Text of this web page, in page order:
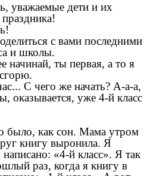
уважаемые дети и их
с вами последними
и школы.
начинай, ты первая, а то я
С чего же начать? А-а-а,
оказывается, уже 4-й класс
было, как сон. Мама утром
книгу выронила. Я
«4-й класс». Я так
раз, когда я книгу в